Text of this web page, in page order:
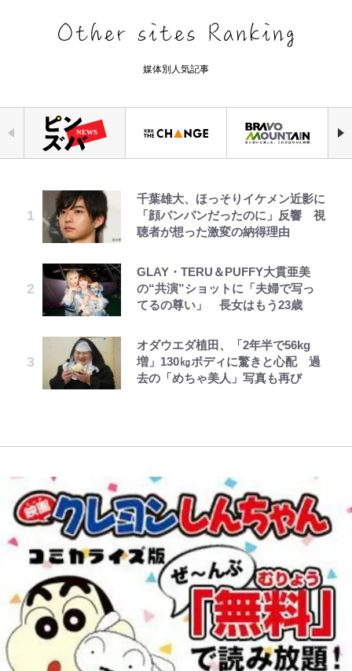
媒体別人気記事
千葉雄大、ほっそりイケメン近影に
「顔パンパンだったのに」反響 視
聴者が想った激変の納得理由
GLAY・TERU＆PUFFY大貫亜美
の“共演”ショットに「夫婦で写っ
てるの尊い」 長女はもう23歳
オダウエダ植田、「2年半で56kg
増」130㎏ボディに驚きと心配 過
去の「めちゃ美人」写真も再び
錦織一清の写真集はなぜ私服なの
か…高級ブランドをやめ等身大の自
分を表現する現在「ちゃんとおじい
錦織一清が語る還暦からの新たな挑
戦…少年隊の分岐点と60代で挑む
藤原紀香が23年間続けるボランテ
ィア活動の原動力は…「偽善者だ」
荒々しい「火山帯」の一端にいるこ
とを体感！ 登頂約10分でも大迫力
「吾妻小富士」火口を1周する「1
ポ【福島県福島市】
青く美しい「幸せのブルービー」の
る「季節の虫」の探し方 vol.21】
アユは「怒らせて掛ける」魚だっ
公式-ヒロインが来る前に妊娠しま
した~詰んだはずの悪役令嬢です
が、どうやら違うようです~ 第1話
公式-愛さないといわれましても ~
元魔王の伯爵令嬢は生真面目軍人に
餌付けをされて幸せになる~ 第37話
公式-ヒロインが来る前に妊娠しま
した~詰んだはずの悪役令嬢です
｢めーっちゃオシャじゃん｣中田英
寿やトッティも愛した名門ローマ、
新アウェイユニが大評判！｢カッコ
買おうかな｣
｢守り方かっこよすぎ｣上田綺世が
る“神対応”に新婚の板倉、久保、
長友夫妻も続々エール！
空の轍と大地の雲と 第1回
第3回 出版までの道のり・その2
レビュー『仮面家族』悠木シュン・
著
でっかい男になりたいゾ
浅草は日本の心だゾ
とうちゃんが出世するゾ
「自分の絵ごと、このジャンルはそ
ろそろ終わりかな」江口寿史が炎上
を経て樋口毅宏に語ったこと
ファミマと『VIVANT』第2シーズ
ンのコラボがスタート！ “別班饅
頭”や限定グッズ登場にファン感激
「まだ2枚しか描けてないんだよね
ぇ」作家・樋口毅宏が問う、今再